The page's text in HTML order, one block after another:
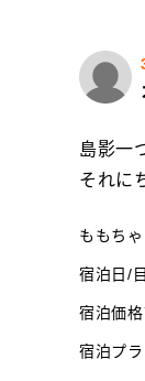
島影一
それに
ももち
宿泊日/
宿泊価格
宿泊プラ